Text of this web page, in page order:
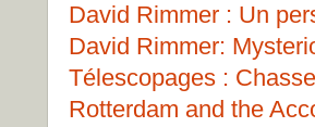
David Rimmer : Un
David Rimmer:
Télescopages :
Rotterdam and the